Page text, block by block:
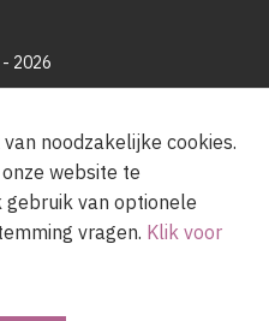
2026
Gemeenschap
noodzakelijke cookies.
website te
van optionele
vragen. Klik voor